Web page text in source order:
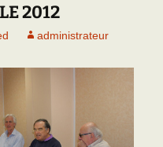
2012
administrateur